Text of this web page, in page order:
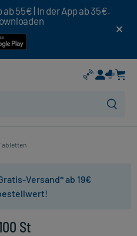
55€ | In der App ab 35€.
Versand* ab 19€
St